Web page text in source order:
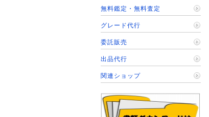
無料鑑定・無料査定
グレード代行
委託販売
出品代行
関連ショップ